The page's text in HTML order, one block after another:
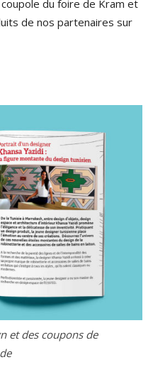
du foire de Kram et
de nos partenaires sur
et des coupons de